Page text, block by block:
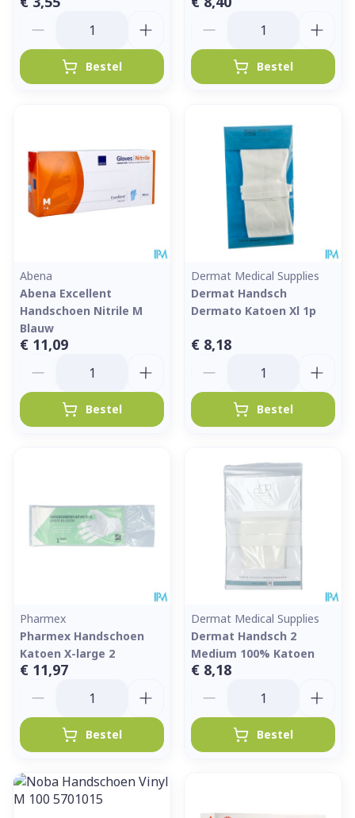
Bestel Bestel
Abena
Abena Excellent
Handschoen Nitrile M
Blauw
€ 11,09
Bestel
Dermat Medical Supplies
Dermat Handsch
Dermato Katoen Xl 1p
€ 8,18
Bestel
Pharmex
Pharmex Handschoen
Katoen X-large 2
€ 11,97
Bestel
Dermat Medical Supplies
Dermat Handsch 2
Medium 100% Katoen
€ 8,18
Bestel